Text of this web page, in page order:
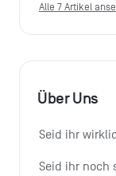
Alle 7 Artikel
Über Uns
Seid ihr
Seid ihr noch